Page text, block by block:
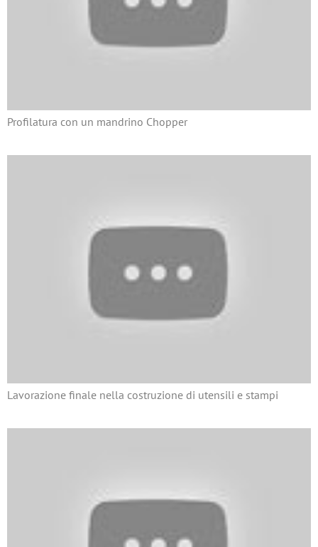
Profilatura con un mandrino Chopper
Lavorazione finale nella costruzione di utensili e stampi